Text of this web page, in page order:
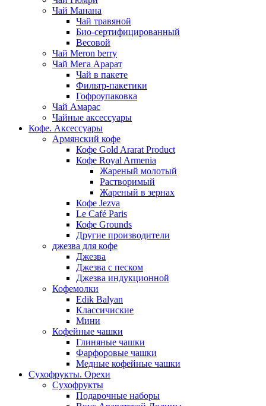
Чай Манана
Чай травяной
Био-сертифицированный
Весовой
Чай Meron berry
Чай Мега Арарат
Чай в пакете
Фильтр-пакетики
Гофроупаковка
Чай Амарас
Чайные аксессуары
Кофе. Аксессуары
Армянский кофе
Кофе Gold Ararat Product
Кофе Royal Armenia
Жареный молотый
Растворимый
Жареный в зернах
Кофе Jezva
Le Café Paris
Кофе Grounds
Другие производители
джезва для кофе
Джезва
Джезва с песком
Джезва индукционной
Кофемолки
Edik Balyan
Классичиские
Мини
Кофейные чашки
Глиняные чашки
Фарфоровые чашки
Медные кофейные чашки
Сухофрукты. Орехи
Сухофрукты
Подарочные наборы